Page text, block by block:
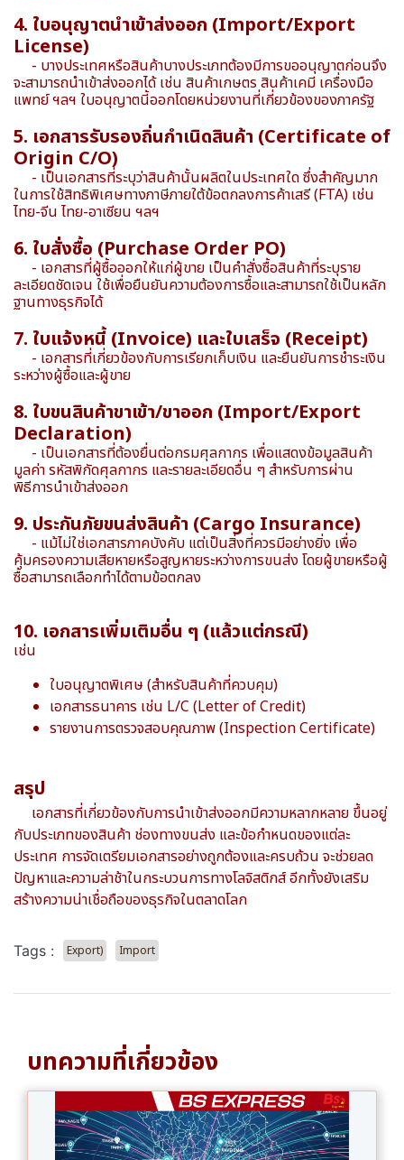
4. ใบอนุญาตนำเข้าส่งออก (Import/Export
License)
- บางประเทศหรือสินค้าบางประเภทต้องมีการขออนุญาตก่อนจึง
จะสามารถนำเข้าส่งออกได้ เช่น สินค้าเกษตร สินค้าเคมี เครื่องมือ
แพทย์ ฯลฯ ใบอนุญาตนี้ออกโดยหน่วยงานที่เกี่ยวข้องของภาครัฐ
5. เอกสารรับรองถิ่นกำเนิดสินค้า (Certificate of
Origin C/O)
- เป็นเอกสารที่ระบุว่าสินค้านั้นผลิตในประเทศใด ซึ่งสำคัญมาก
ในการใช้สิทธิพิเศษทางภาษีภายใต้ข้อตกลงการค้าเสรี (FTA) เช่น
ไทย-จีน ไทย-อาเซียน ฯลฯ
6. ใบสั่งซื้อ (Purchase Order PO)
- เอกสารที่ผู้ซื้อออกให้แก่ผู้ขาย เป็นคำสั่งซื้อสินค้าที่ระบุราย
ละเอียดชัดเจน ใช้เพื่อยืนยันความต้องการซื้อและสามารถใช้เป็นหลัก
ฐานทางธุรกิจได้
7. ใบแจ้งหนี้ (Invoice) และใบเสร็จ (Receipt)
- เอกสารที่เกี่ยวข้องกับการเรียกเก็บเงิน และยืนยันการชำระเงิน
ระหว่างผู้ซื้อและผู้ขาย
8. ใบขนสินค้าขาเข้า/ขาออก (Import/Export
Declaration)
- เป็นเอกสารที่ต้องยื่นต่อกรมศุลกากร เพื่อแสดงข้อมูลสินค้า
มูลค่า รหัสพิกัดศุลกากร และรายละเอียดอื่น ๆ สำหรับการผ่าน
พิธีการนำเข้าส่งออก
9. ประกันภัยขนส่งสินค้า (Cargo Insurance)
- แม้ไม่ใช่เอกสารภาคบังคับ แต่เป็นสิ่งที่ควรมีอย่างยิ่ง เพื่อ
คุ้มครองความเสียหายหรือสูญหายระหว่างการขนส่ง โดยผู้ขายหรือผู้
ซื้อสามารถเลือกทำได้ตามข้อตกลง
10. เอกสารเพิ่มเติมอื่น ๆ (แล้วแต่กรณี)
เช่น
ใบอนุญาตพิเศษ (สำหรับสินค้าที่ควบคุม)
เอกสารธนาคาร เช่น L/C (Letter of Credit)
รายงานการตรวจสอบคุณภาพ (Inspection Certificate)
สรุป
เอกสารที่เกี่ยวข้องกับการนำเข้าส่งออกมีความหลากหลาย ขึ้นอยู่
กับประเภทของสินค้า ช่องทางขนส่ง และข้อกำหนดของแต่ละ
ประเทศ การจัดเตรียมเอกสารอย่างถูกต้องและครบถ้วน จะช่วยลด
ปัญหาและความล่าช้าในกระบวนการทางโลจิสติกส์ อีกทั้งยังเสริม
สร้างความน่าเชื่อถือของธุรกิจในตลาดโลก
Tags : Export) Import
บทความที่เกี่ยวข้อง